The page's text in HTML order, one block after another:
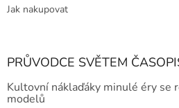
Jak nakupovat
PRŮVODCE SVĚTEM
Kultovní náklaďáky minulé éry se
modelů